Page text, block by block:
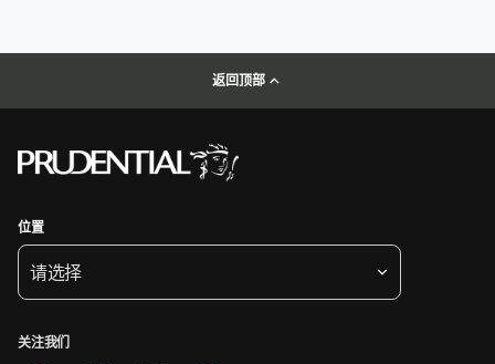
返回顶部
位置
请选择
关注我们